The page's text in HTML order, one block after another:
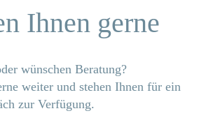
Ihnen gerne
wünschen Beratung?
weiter und stehen Ihnen für ein
zur Verfügung.